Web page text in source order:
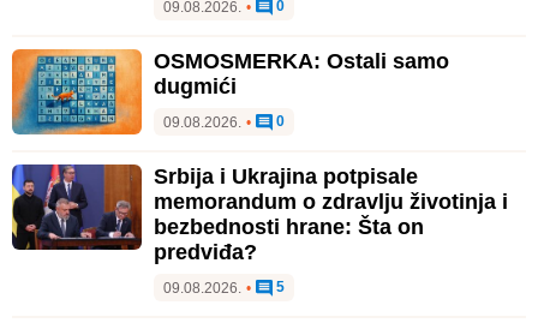
09.08.2026. • 0
OSMOSMERKA: Ostali samo
dugmići
09.08.2026. • 0
Srbija i Ukrajina potpisale
memorandum o zdravlju životinja i
bezbednosti hrane: Šta on
predviđa?
09.08.2026. • 5